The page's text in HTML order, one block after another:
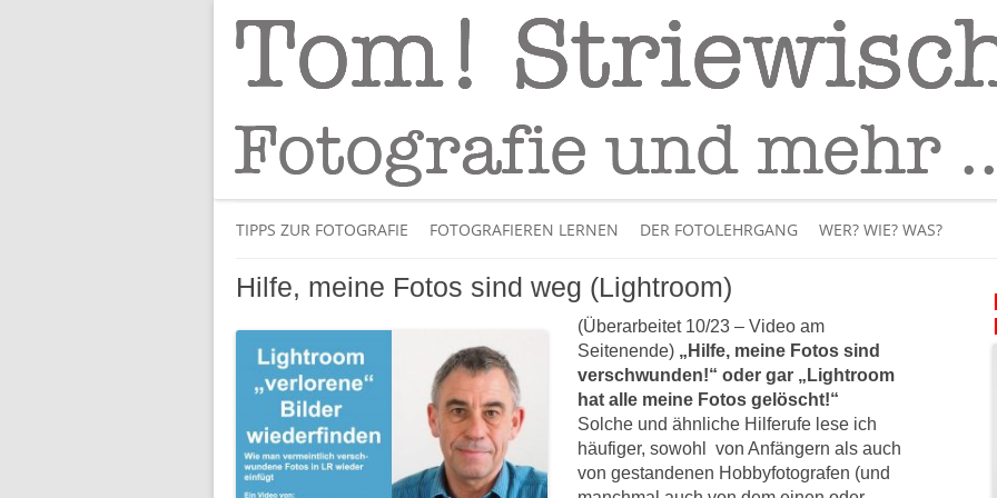
Tom! Striewisch – Fotografieren lernen
Tipps und Tricks und Meinungen zur Fotografie
to
TIPPS ZUR FOTOGRAFIE FOTOGRAFIEREN LERNEN DER FOTOLEHRGANG WER? WIE? WAS?
PANORAMAFOTOGRAFIE
VIDEOS UND LEHRFILME
IM INTERNET
Hilfe, meine Fotos sind weg (Lightroom)
(Überarbeitet 10/23 – Video am
Seitenende) „Hilfe, meine Fotos sind
verschwunden!“ oder gar „Lightroom
hat alle meine Fotos gelöscht!“
Solche und ähnliche Hilferufe lese ich
häufiger, sowohl von Anfängern als auch
von gestandenen Hobbyfotografen (und